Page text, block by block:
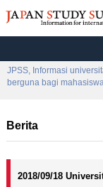
JPSS, Informasi
berguna bagi
Berita
2018/09/18